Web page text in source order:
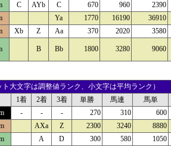
C AYb C 670 960 2390
Ya 1770 16190 36910
Xb Z Aa 370 2020 3580
B Bb 1800 3280 9060
大文字は調整値ランク、小文字は平均ランク）
1着 2着 3着 単勝 馬連 馬単
- - - 270 310 600
AXa Z 2300 3240 8880
A D 300 580 1050